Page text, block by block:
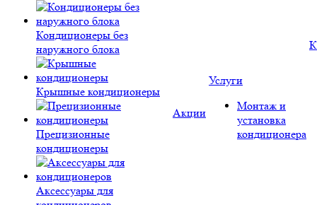
Кондиционеры без
наружного блока
Крышные кондиционеры
Прецизионные
кондиционеры
Аксессуары для
Акции
Услуги
Монтаж и
установка
кондиционера